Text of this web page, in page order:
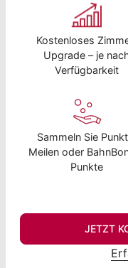
Kostenloses
Upgrade – je
Verfügbarkeit
Sammeln Sie
Meilen oder
Punkte
JETZT